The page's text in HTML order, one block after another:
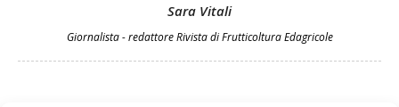
Sara Vitali
Giornalista - redattore Rivista di Frutticoltura Edagricole